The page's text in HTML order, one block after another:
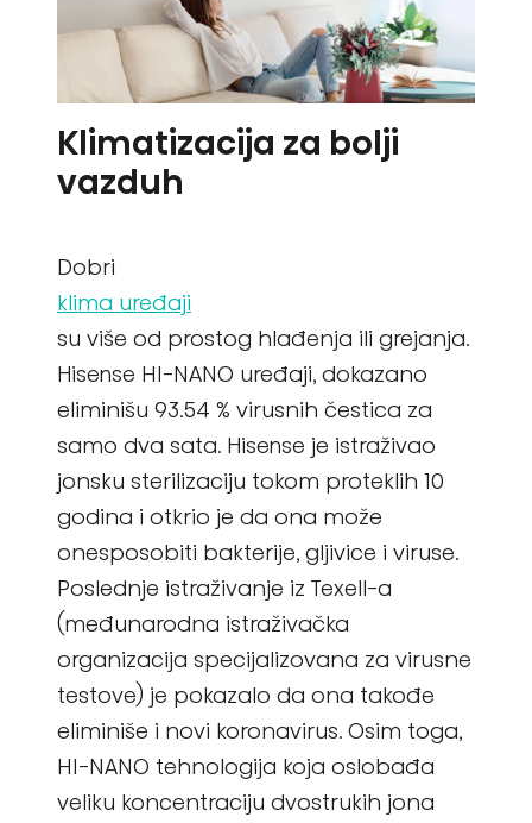
Klimatizacija za bolji
vazduh
Dobri
klima uređaji
su više od prostog hlađenja ili grejanja.
Hisense HI-NANO uređaji, dokazano
eliminišu 93.54 % virusnih čestica za
samo dva sata. Hisense je istraživao
jonsku sterilizaciju tokom proteklih 10
godina i otkrio je da ona može
onesposobiti bakterije, gljivice i viruse.
Poslednje istraživanje iz Texell-a
(međunarodna istraživačka
organizacija specijalizovana za virusne
testove) je pokazalo da ona takođe
eliminiše i novi koronavirus. Osim toga,
HI-NANO tehnologija koja oslobađa
veliku koncentraciju dvostrukih jona